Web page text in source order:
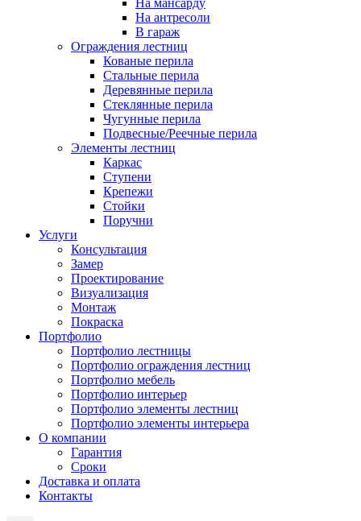
На мансарду
На антресоли
В гараж
Ограждения лестниц
Кованые перила
Стальные перила
Деревянные перила
Стеклянные перила
Чугунные перила
Подвесные/Реечные перила
Элементы лестниц
Каркас
Ступени
Крепежи
Стойки
Поручни
Услуги
Консультация
Замер
Проектирование
Визуализация
Монтаж
Покраска
Портфолио
Портфолио лестницы
Портфолио ограждения лестниц
Портфолио мебель
Портфолио интерьер
Портфолио элементы лестниц
Портфолио элементы интерьера
О компании
Гарантия
Сроки
Доставка и оплата
Контакты